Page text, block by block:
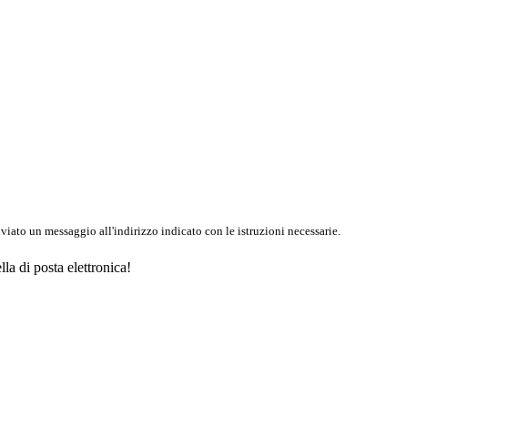
un messaggio all'indirizzo indicato con le istruzioni necessarie.
di posta elettronica!